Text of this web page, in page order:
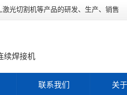
光切割机等产品的研发、生产、销售
续焊接机
联系我们 关